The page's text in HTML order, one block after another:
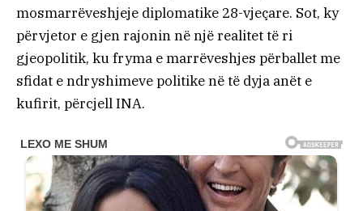
mosmarrëveshjeje diplomatike 28-vjeçare. Sot, ky
përvjetor e gjen rajonin në një realitet të ri
gjeopolitik, ku fryma e marrëveshjes përballet me
sfidat e ndryshimeve politike në të dyja anët e
kufirit, përcjell INA.